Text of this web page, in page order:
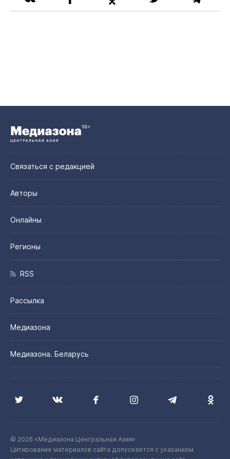
Связаться с редакцией
Авторы
Онлайны
Регионы
RSS
Рассылка
Медиазона
Медиазона. Беларусь
© 2026 «Медиазона Центральная Азия»
Цитирование материалов сайта допускается с указанием